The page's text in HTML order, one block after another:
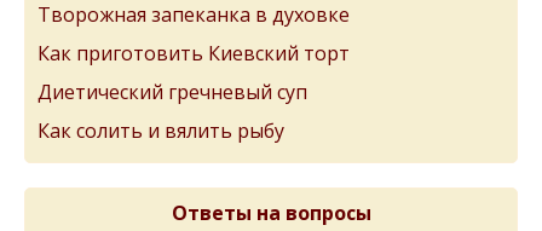
Творожная запеканка в духовке
Как приготовить Киевский торт
Диетический гречневый суп
Как солить и вялить рыбу
Ответы на вопросы